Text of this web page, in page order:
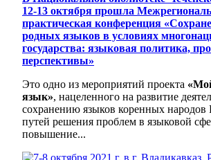
12-13 октября прошла
практическая конференция
родных языков в условиях
государства: языковая политика,
перспективы»
Это одно из мероприятий проекта
язык», нацеленного на развитие
сохранению языков коренных народов
путей решения проблем в языковой
повышение...